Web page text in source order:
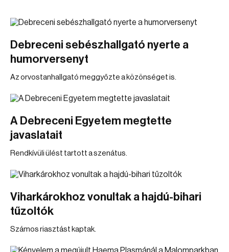
Debreceni sebészhallgató nyerte a
humorversenyt
Az orvostanhallgató meggyőzte a közönséget is.
A Debreceni Egyetem megtette
javaslatait
Rendkívüli ülést tartott a szenátus.
Viharkárokhoz vonultak a hajdú-bihari
tűzoltók
Számos riasztást kaptak.